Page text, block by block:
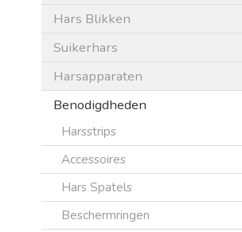
Hars Blikken
Suikerhars
Harsapparaten
Benodigdheden
Harsstrips
Accessoires
Hars Spatels
Beschermringen